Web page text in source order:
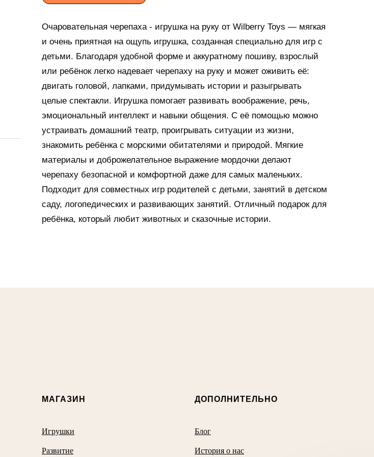
Очаровательная черепаха - игрушка на руку от Wilberry Toys — мягкая
и очень приятная на ощупь игрушка, созданная специально для игр с
детьми. Благодаря удобной форме и аккуратному пошиву, взрослый
или ребёнок легко надевает черепаху на руку и может оживить её:
двигать головой, лапками, придумывать истории и разыгрывать
целые спектакли. Игрушка помогает развивать воображение, речь,
эмоциональный интеллект и навыки общения. С её помощью можно
устраивать домашний театр, проигрывать ситуации из жизни,
знакомить ребёнка с морскими обитателями и природой. Мягкие
материалы и доброжелательное выражение мордочки делают
черепаху безопасной и комфортной даже для самых маленьких.
Подходит для совместных игр родителей с детьми, занятий в детском
саду, логопедических и развивающих занятий. Отличный подарок для
ребёнка, который любит животных и сказочные истории.
МАГАЗИН
Игрушки
Развитие
ДОПОЛНИТЕЛЬНО
Блог
История о нас